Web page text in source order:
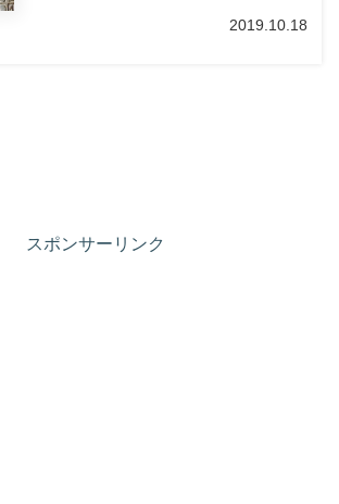
2019.10.18
スポンサーリンク